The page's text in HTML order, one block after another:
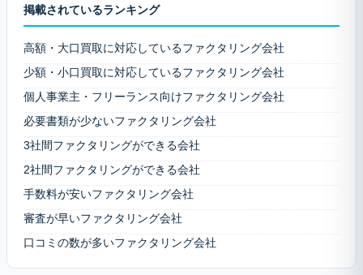
掲載されているランキング
高額・大口買取に対応しているファクタリング会社
少額・小口買取に対応しているファクタリング会社
個人事業主・フリーランス向けファクタリング会社
必要書類が少ないファクタリング会社
3社間ファクタリングができる会社
2社間ファクタリングができる会社
手数料が安いファクタリング会社
審査が早いファクタリング会社
口コミの数が多いファクタリング会社